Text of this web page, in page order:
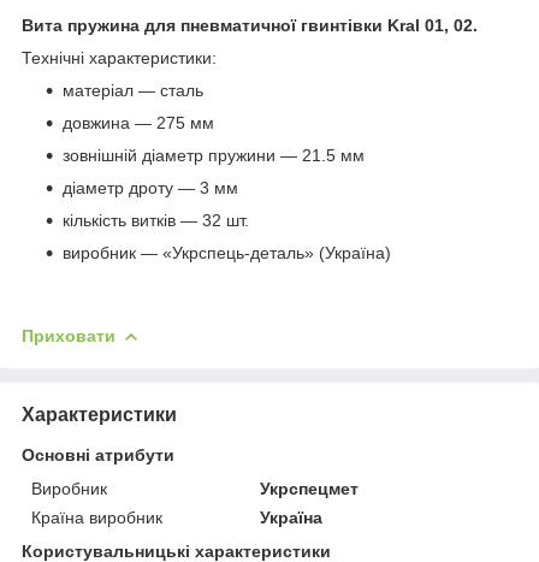
Вита пружина для пневматичної гвинтівки Kral 01, 02.
Технічні характеристики:
матеріал — сталь
довжина — 275 мм
зовнішній діаметр пружини — 21.5 мм
діаметр дроту — 3 мм
кількість витків — 32 шт.
виробник — «Укрспець-деталь» (Україна)
Приховати
Характеристики
Основні атрибути
Виробник
Укрспецмет
Країна виробник
Україна
Користувальницькі характеристики